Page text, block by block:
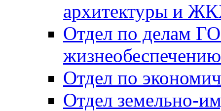
архитектуры и
Отдел по делам
Отдел по
Отдел земельно-